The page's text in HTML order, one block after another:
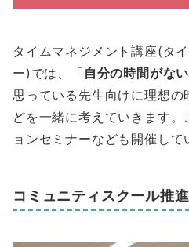
タイムマネジメント講座(タ
ー)では、「 自分の時間がない
思っている先生向けに理想
どを一緒に考えていきます
ョンセミナーなども開催して
コミュニティスクール推